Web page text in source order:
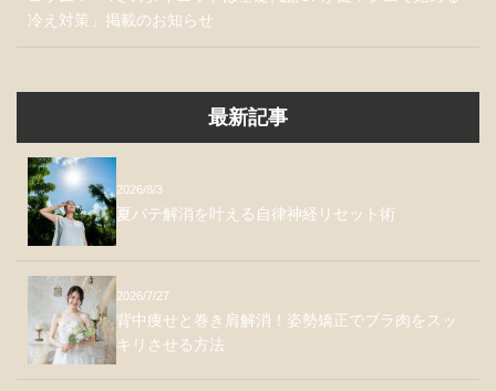
冷え対策」掲載のお知らせ
最新記事
2026/8/3
夏バテ解消を叶える自律神経リセット術
2026/7/27
背中痩せと巻き肩解消！姿勢矯正でブラ肉をスッ
キリさせる方法